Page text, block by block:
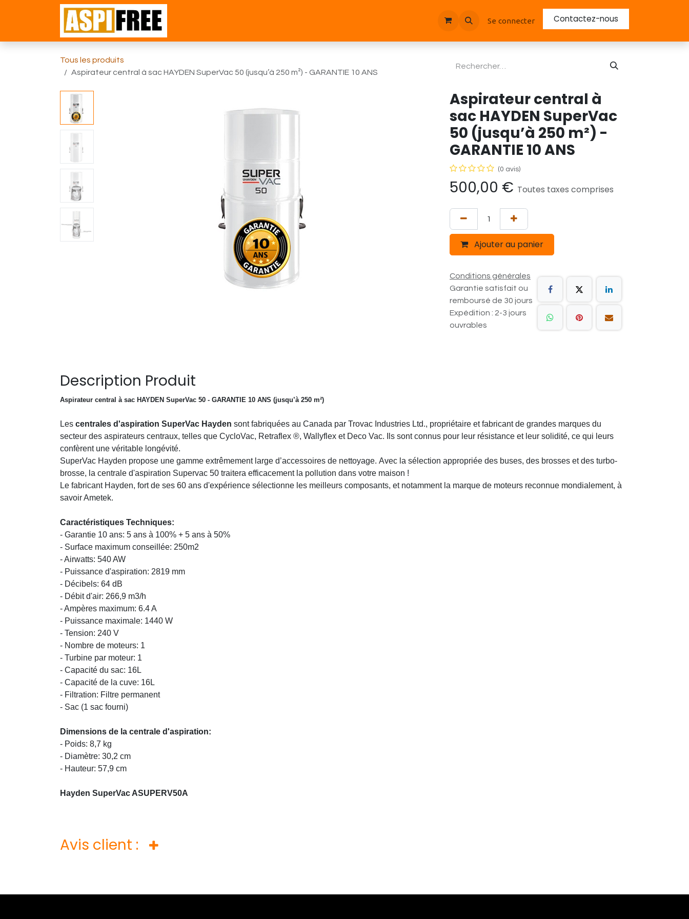
Se rendre au contenu
Se connecter Contactez-nous
Tous les produits
Aspirateur central à sac HAYDEN SuperVac 50 (jusqu’à 250 m²) - GARANTIE 10 ANS
Aspirateur central à
sac HAYDEN SuperVac
50 (jusqu’à 250 m²) -
GARANTIE 10 ANS
(0 avis)
500,00 € Toutes taxes comprises
Ajouter au panier
Conditions générales
Garantie satisfait ou
remboursé de 30 jours
Expédition : 2-3 jours
ouvrables
Description Produit
Aspirateur central à sac HAYDEN SuperVac 50 - GARANTIE 10 ANS (jusqu’à 250 m²)
Les centrales d'aspiration SuperVac Hayden sont fabriquées au Canada par Trovac Industries Ltd., propriétaire et fabricant de grandes marques du
secteur des aspirateurs centraux, telles que CycloVac, Retraflex ®, Wallyflex et Deco Vac. Ils sont connus pour leur résistance et leur solidité, ce qui leurs
confèrent une véritable longévité.
SuperVac Hayden propose une gamme extrêmement large d’accessoires de nettoyage. Avec la sélection appropriée des buses, des brosses et des turbo-
brosse, la centrale d'aspiration Supervac 50 traitera efficacement la pollution dans votre maison !
Le fabricant Hayden, fort de ses 60 ans d'expérience sélectionne les meilleurs composants, et notamment la marque de moteurs reconnue mondialement, à
savoir Ametek.
Caractéristiques Techniques:
- Garantie 10 ans: 5 ans à 100% + 5 ans à 50%
- Surface maximum conseillée: 250m2
- Airwatts: 540 AW
- Puissance d'aspiration: 2819 mm
- Décibels: 64 dB
- Débit d'air: 266,9 m3/h
- Ampères maximum: 6.4 A
- Puissance maximale: 1440 W
- Tension: 240 V
- Nombre de moteurs: 1
- Turbine par moteur: 1
- Capacité du sac: 16L
- Capacité de la cuve: 16L
- Filtration: Filtre permanent
- Sac (1 sac fourni)
Dimensions de la centrale d'aspiration:
- Poids: 8,7 kg
- Diamètre: 30,2 cm
- Hauteur: 57,9 cm
Hayden SuperVac ASUPERV50A
Avis client :